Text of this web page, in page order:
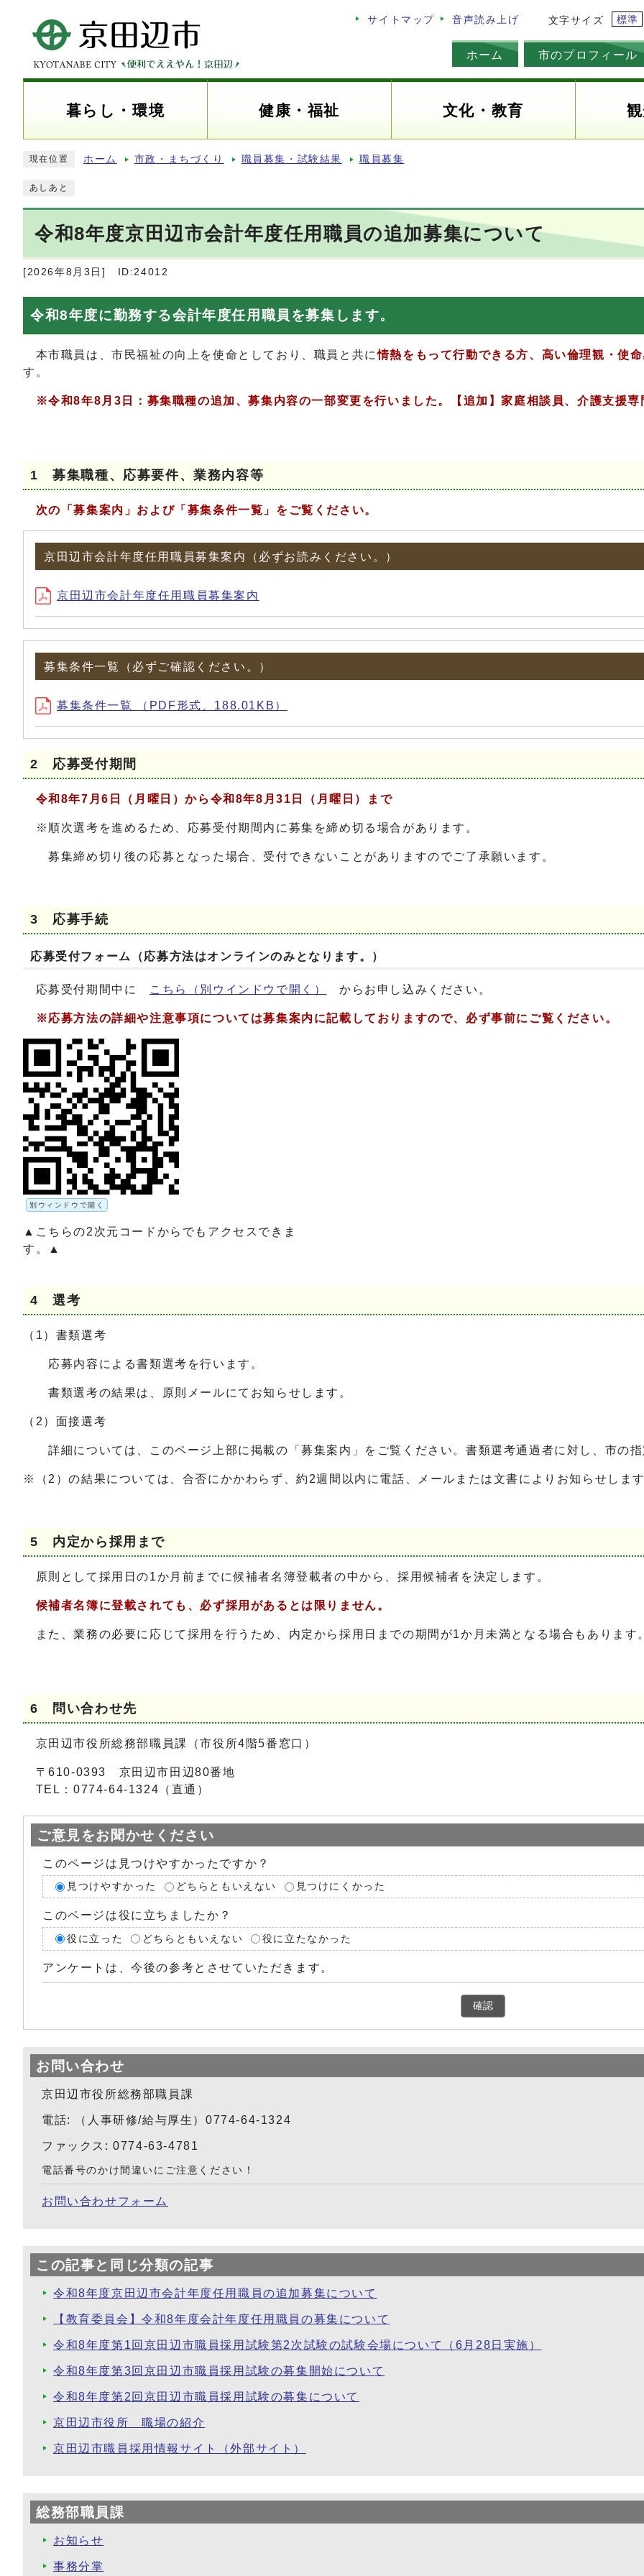
サイトマップ 音声読み上げ 文字サイズ 標準
ホーム 市のプロフィール
暮らし・環境 健康・福祉 文化・教育
現在位置 ホーム 市政・まちづくり 職員募集・試験結果 職員募集
あしあと
令和8年度京田辺市会計年度任用職員の追加募集について
[2026年8月3日] ID:24012
令和8年度に勤務する会計年度任用職員を募集します。
本市職員は、市民福祉の向上を使命としており、職員と共に情熱をもって行動できる方、高い倫理観・使
す。
※令和8年8月3日：募集職種の追加、募集内容の一部変更を行いました。【追加】家庭相談員、介護支援
1 募集職種、応募要件、業務内容等
次の「募集案内」および「募集条件一覧」をご覧ください。
京田辺市会計年度任用職員募集案内（必ずお読みください。）
京田辺市会計年度任用職員募集案内
募集条件一覧（必ずご確認ください。）
募集条件一覧 （PDF形式、188.01KB）
2 応募受付期間
令和8年7月6日（月 曜日）から令和8年8月31日（月 曜日）まで
※順次選考を進めるため、応募受付期間内に募集を締め切る場合があります。
募集締め切り後の応募となった場合、受付できないことがありますのでご了承願います。
3 応募手続
応募受付フォーム（応募方法はオンラインのみとなります。）
応募受付期間中に こちら （別ウインドウで開く） からお申し込みください。
※応募方法の詳細や注意事項については募集案内に記載しておりますので、必ず事前にご覧ください。
別ウィンドウで開く
▲こちらの2次元コードからでもアクセスできま
す。▲
4 選考
（1）書類選考
応募内容による書類選考を行います。
書類選考の結果は、原則メールにてお知らせします。
（2）面接選考
詳細については、このページ上部に掲載の「募集案内」をご覧ください。書類選考通過者に対し、市の
※（2）の結果については、合否にかかわらず、約2週間以内に電話、メールまたは文書によりお知らせしま
5 内定から採用まで
原則として採用日の1か月前までに候補者名簿登載者の中から、採用候補者を決定します。
候補者名簿に登載されても、必ず採用があるとは限りません。
また、業務の必要に応じて採用を行うため、内定から採用日までの期間が1か月未満となる場合もあります
6 問い合わせ先
京田辺市役所総務部職員課（市役所4階5番窓口）
〒610-0393 京田辺市田辺80番地
TEL：0774-64-1324（直通）
ご意見をお聞かせください
このページは見つけやすかったですか？
見つけやすかった どちらともいえない 見つけにくかった
このページは役に立ちましたか？
役に立った どちらともいえない 役に立たなかった
アンケートは、今後の参考とさせていただきます。
確認
お問い合わせ
京田辺市役所総務部職員課
電話: （人事研修/給与厚生）0774-64-1324
ファックス: 0774-63-4781
電話番号のかけ間違いにご注意ください！
お問い合わせフォーム
この記事と同じ分類の記事
令和8年度京田辺市会計年度任用職員の追加募集について
【教育委員会】令和8年度会計年度任用職員の募集について
令和8年度第1回京田辺市職員採用試験第2次試験の試験会場について（6月28日実施）
令和8年度第3回京田辺市職員採用試験の募集開始について
令和8年度第2回京田辺市職員採用試験の募集について
京田辺市役所 職場の紹介
京田辺市職員採用情報サイト（外部サイト）
総務部職員課
お知らせ
事務分掌